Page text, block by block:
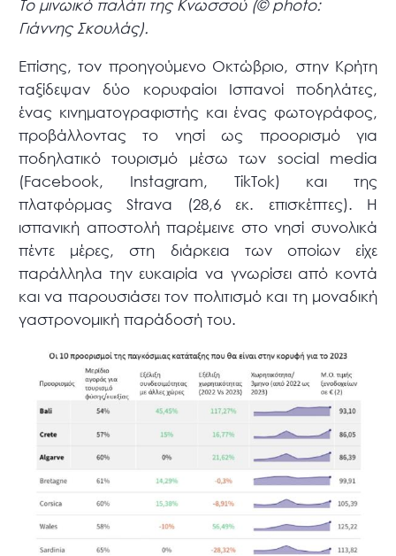
Το μινωικό παλάτι της Κνωσσού (© photo:
Γιάννης Σκουλάς).
Επίσης, τον προηγούμενο Οκτώβριο, στην Κρήτη
ταξίδεψαν δύο κορυφαίοι Ισπανοί ποδηλάτες,
ένας κινηματογραφιστής και ένας φωτογράφος,
προβάλλοντας το νησί ως προορισμό για
ποδηλατικό τουρισμό μέσω των social media
(Facebook, Instagram, TikTok) και της
πλατφόρμας Strava (28,6 εκ. επισκέπτες). Η
ισπανική αποστολή παρέμεινε στο νησί συνολικά
πέντε μέρες, στη διάρκεια των οποίων είχε
παράλληλα την ευκαιρία να γνωρίσει από κοντά
και να παρουσιάσει τον πολιτισμό και τη μοναδική
γαστρονομική παράδοσή του.